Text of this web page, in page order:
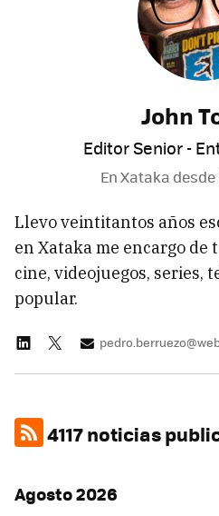
John
Editor Senior -
En Xataka desde
Llevo veintitantos años
en Xataka me encargo de
cine, videojuegos, series,
popular.
4117 noticias
Agosto 2026